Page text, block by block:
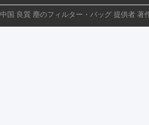
中国 良質 塵のフィルター・バッグ 提供者 著